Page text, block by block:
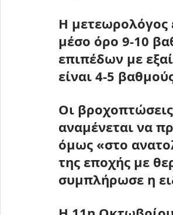
Η μετεωρολόγος
μέσο όρο 9-10
επιπέδων με
είναι 4-5
Οι
αναμένεται να
όμως «στο
της εποχής με
συμπλήρωσε η